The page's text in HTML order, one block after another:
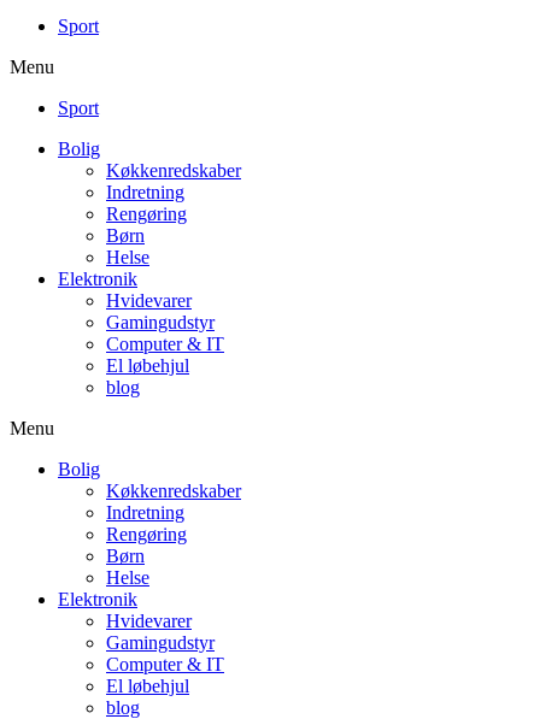
Sport
Menu
Sport
Bolig
Køkkenredskaber
Indretning
Rengøring
Børn
Helse
Elektronik
Hvidevarer
Gamingudstyr
Computer & IT
El løbehjul
blog
Menu
Bolig
Køkkenredskaber
Indretning
Rengøring
Børn
Helse
Elektronik
Hvidevarer
Gamingudstyr
Computer & IT
El løbehjul
blog